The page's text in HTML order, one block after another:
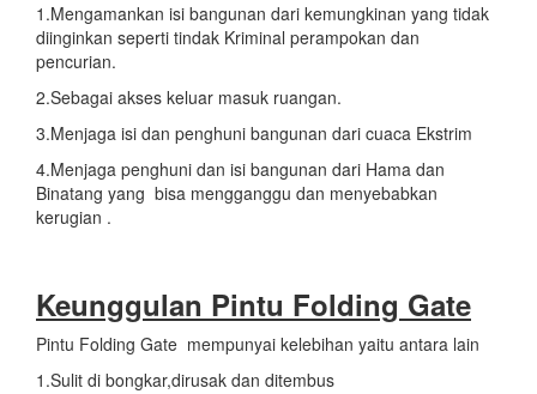
1.Mengamankan isi bangunan dari kemungkinan yang tidak
diinginkan seperti tindak Kriminal perampokan dan
pencurian.
2.Sebagai akses keluar masuk ruangan.
3.Menjaga isi dan penghuni bangunan dari cuaca Ekstrim
4.Menjaga penghuni dan isi bangunan dari Hama dan
Binatang yang bisa mengganggu dan menyebabkan
kerugian .
Keunggulan Pintu Folding Gate
Pintu Folding Gate mempunyai kelebihan yaitu antara lain
1.Sulit di bongkar,dirusak dan ditembus